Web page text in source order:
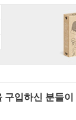
구입하신 분들이